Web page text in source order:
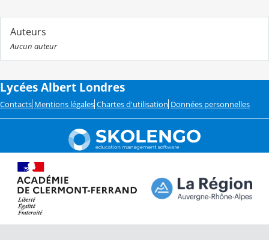
Auteurs
Aucun auteur
Lycées Albert Londres
Contacts Mentions légales Chartes d'utilisation Données personnelles